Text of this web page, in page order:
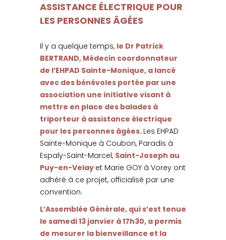
ASSISTANCE ÉLECTRIQUE POUR
LES PERSONNES ÂGÉES
Il y a quelque temps, le Dr Patrick
BERTRAND, Médecin coordonnateur
de l’EHPAD Sainte-Monique, a lancé
avec des bénévoles portée par une
association une initiative visant à
mettre en place des balades à
triporteur à assistance électrique
pour les personnes âgées. Les EHPAD
Sainte-Monique à Coubon, Paradis à
Espaly-Saint-Marcel, Saint-Joseph au
Puy-en-Velay et Marie GOY à Vorey ont
adhéré à ce projet, officialisé par une
convention.
L’Assemblée Générale, qui s’est tenue
le samedi 13 janvier à 17h30, a permis
de mesurer la bienveillance et la